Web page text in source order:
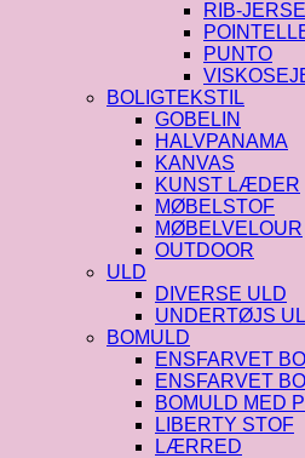
RIB-
PUNTO
BOLIGTEKSTIL
GOBELIN
HALVPANAMA
KANVAS
KUNST LÆDER
MØBELSTOF
MØBELVELOUR
OUTDOOR
ULD
DIVERSE ULD
UNDERTØJS
BOMULD
ENSFARVET
ENSFARVET
BOMULD MED
LIBERTY STOF
LÆRRED